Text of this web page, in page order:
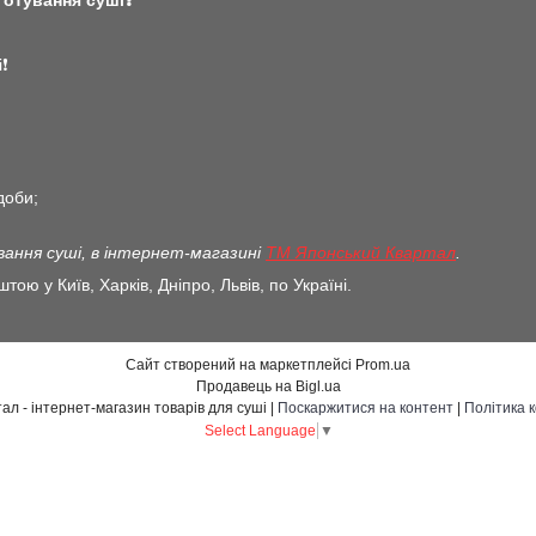
суші, в інтернет-магазині ТМ Японський Квартал
у Київ, Харків, Дніпро, Львів, по Україні.
Сайт створений на маркетплейсі Prom.ua
Продавець на Bigl.ua
Поскаржитися на контент
Політика
Select Language ▼